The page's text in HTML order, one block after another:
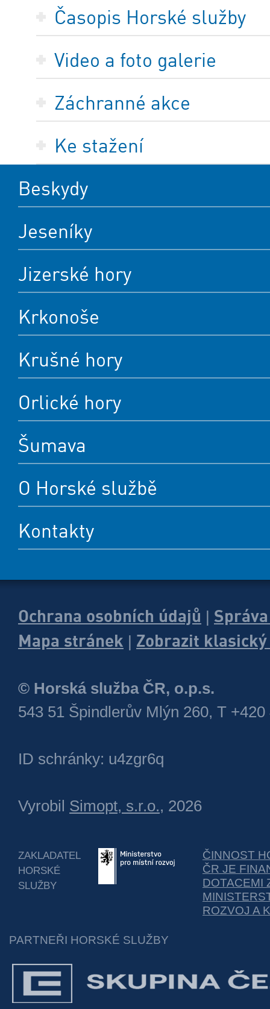
Časopis Horské služby
Video a foto galerie
Záchranné akce
Ke stažení
Beskydy
Jeseníky
Jizerské hory
Krkonoše
Krušné hory
Orlické hory
Šumava
O Horské službě
Kontakty
Ochrana osobních údajů
Mapa stránek
Zobrazit
© Horská služba ČR, o.p.s.
543 51 Špindlerův Mlýn 260, T +420
ID schránky: u4zgr6q
Vyrobil Simopt, s.r.o., 2026
ZAKLADATEL
HORSKÉ
SLUŽBY
ČINNOST
ČR JE
DOTACEMI
ROZVOJ A
PARTNEŘI HORSKÉ SLUŽBY